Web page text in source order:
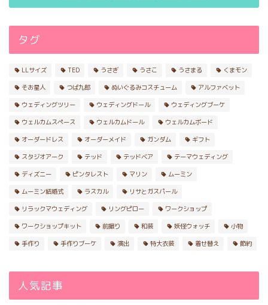
タグ
LLサイズ TED うさぎ うさこ うさまる くまモン
そお星人 つば九郎 ぬいぐるみコスチューム アルファベット
ウェディングツリー ウェディングドール ウェディングブーケ
ウェルカムスペース ウェルカムドール ウェルカムボード
オーダードレス オーダーメイド ガンダム ギフト
スタジオアーク テッド テッドベア テーマウェディング
ディズニー ピンタレスト マリン ムーミン
ムーミン結婚式 ラスカル リサとガスパール
リラックマウェディング リングピロー ワークショップ
ワークショップキット 前撮り 和装 妖怪ウォッチ 小物
手作り 手作りブーケ 演出 特大衣装 着せ替え 節約
人気記事